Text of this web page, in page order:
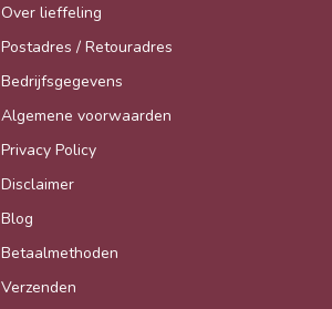
Over lieffeling
Postadres / Retouradres
Bedrijfsgegevens
Algemene voorwaarden
Privacy Policy
Disclaimer
Blog
Betaalmethoden
Verzenden